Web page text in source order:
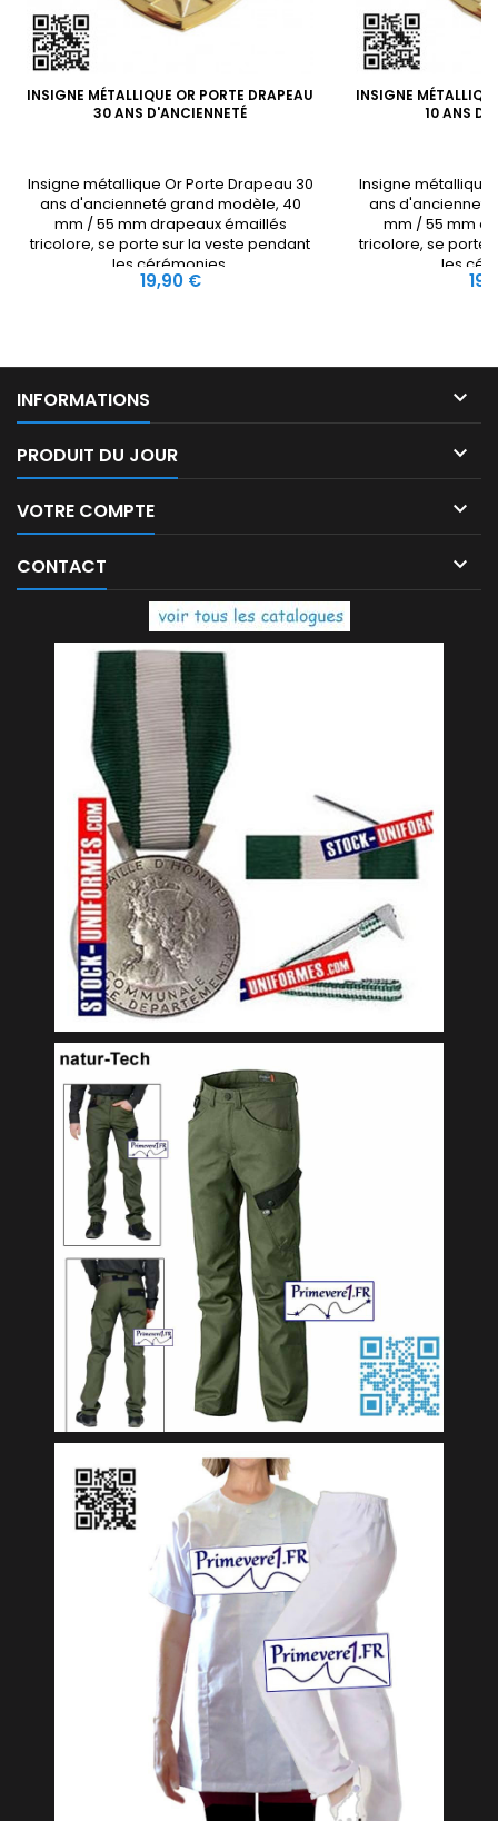
INSIGNE MÉTALLIQUE OR PORTE DRAPEAU
30 ANS D'ANCIENNETÉ
Insigne métallique Or Porte Drapeau 30
ans d'ancienneté grand modèle, 40
mm / 55 mm drapeaux émaillés
tricolore, se porte sur la veste pendant
les cérémonies.
Prix
19,90 €
INSIGNE
10 ANS
Insigne métallique
ans
mm / 55 mm
tricolore, se porte
les
Prix
INFORMATIONS 
PRODUIT DU JOUR 
VOTRE COMPTE 
CONTACT 